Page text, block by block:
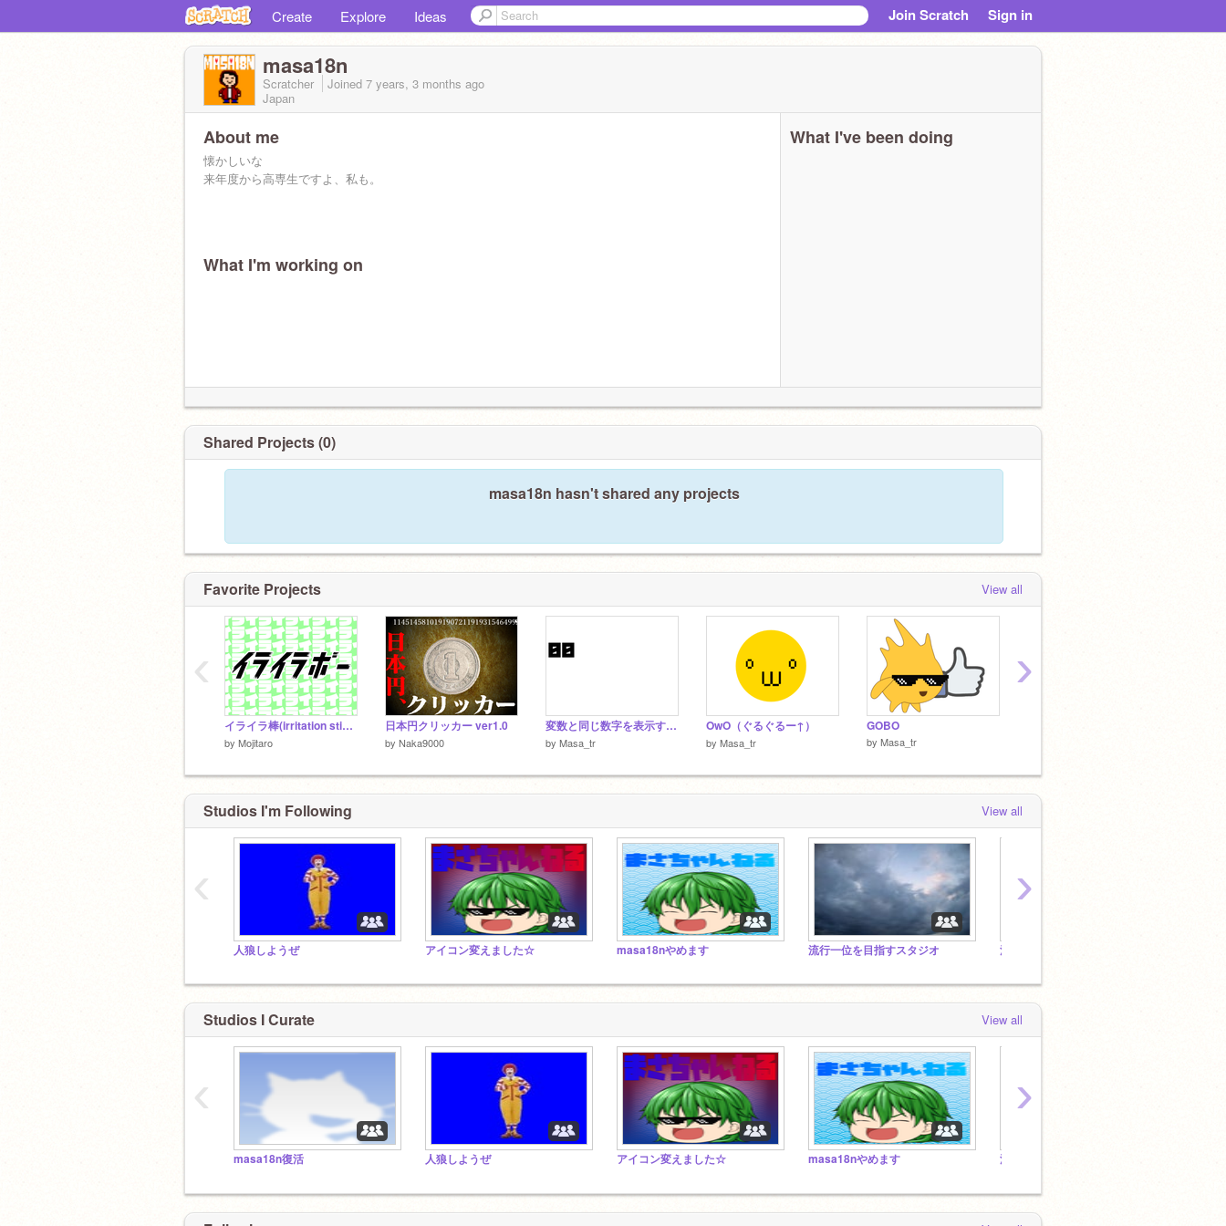
Create Explore Ideas Join Scratch Sign in
masa18n
Scratcher Joined 7 years, 3 months ago
Japan
About me
懐かしいな
来年度から高専生ですよ、私も。
What I'm working on
What I've been doing
Shared Projects (0)
masa18n hasn't shared any projects
Favorite Projects View all
イライラ棒(irritation stick)
by Mojitaro
日本円クリッカー ver1.0
by Naka9000
変数と同じ数字を表示するGNキルゴかなNAの数字
by Masa_tr
OwO（ぐるぐるー↑）
by Masa_tr
GOBO
by Masa_tr
‹ ›
Studios I'm Following View all
人狼しようぜ アイコン変えました☆ masa18nやめます 流行一位を目指すスタジオ 活動を休止します
‹ ›
Studios I Curate View all
masa18n復活 人狼しようぜ アイコン変えました☆ masa18nやめます 流行一位を目指すスタジオ
‹ ›